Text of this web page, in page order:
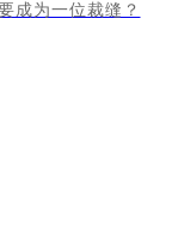
成为一位裁缝？